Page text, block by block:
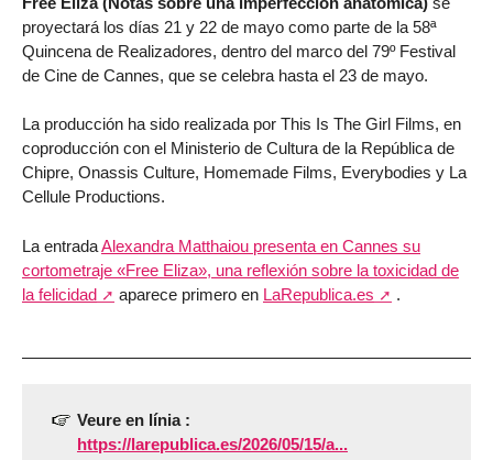
proyectará los días 21 y 22 de mayo como parte de la 58ª
Quincena de Realizadores, dentro del marco del 79º Festival
de Cine de Cannes, que se celebra hasta el 23 de mayo.
La producción ha sido realizada por This Is The Girl Films, en
coproducción con el Ministerio de Cultura de la República de
Chipre, Onassis Culture, Homemade Films, Everybodies y La
Cellule Productions.
La entradaAlexandra Matthaiou presenta en Cannes su
cortometraje «Free Eliza», una reflexión sobre la toxicidad de
la felicidad
aparece primero en LaRepublica.es .
Veure en línia :
https://larepublica.es/2026/05/15/a...